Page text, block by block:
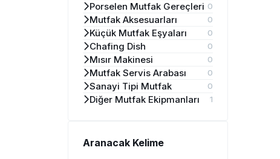
Porselen Mutfak Gereçleri 0
Mutfak Aksesuarları 0
Küçük Mutfak Eşyaları 0
Chafing Dish 0
Mısır Makinesi 0
Mutfak Servis Arabası 0
Sanayi Tipi Mutfak 0
Diğer Mutfak Ekipmanları 1
Aranacak Kelime